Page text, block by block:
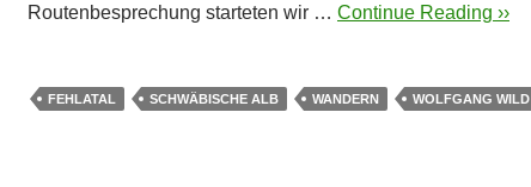
Routenbesprechung starteten wir … Continue Reading ››
FEHLATAL SCHWÄBISCHE ALB WANDERN WOLFGANG WILD